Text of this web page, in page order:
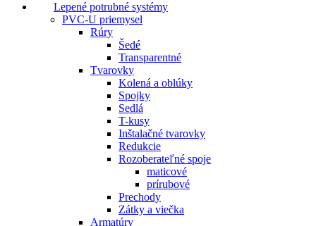
Lepené potrubné systémy
PVC-U priemysel
Rúry
Šedé
Transparentné
Tvarovky
Kolená a oblúky
Spojky
Sedlá
T-kusy
Inštalačné tvarovky
Redukcie
Rozoberateľné spoje
maticové
prírubové
Prechody
Zátky a viečka
Armatúry